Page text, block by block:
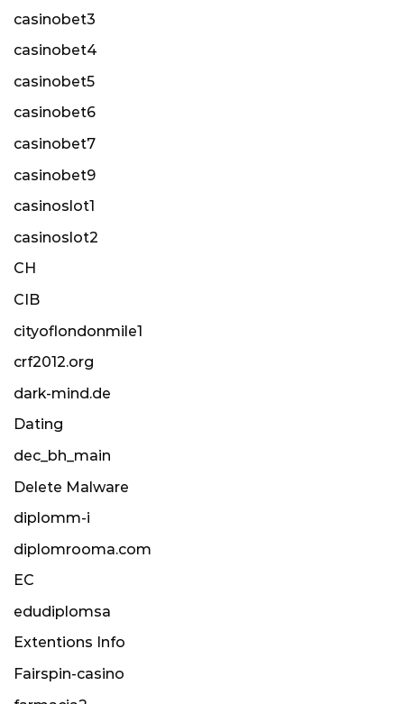
casinobet3
casinobet4
casinobet5
casinobet6
casinobet7
casinobet9
casinoslot1
casinoslot2
CH
CIB
cityoflondonmile1
crf2012.org
dark-mind.de
Dating
dec_bh_main
Delete Malware
diplomm-i
diplomrooma.com
EC
edudiplomsa
Extentions Info
Fairspin-casino